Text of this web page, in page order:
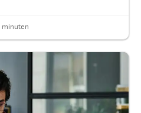
minuten